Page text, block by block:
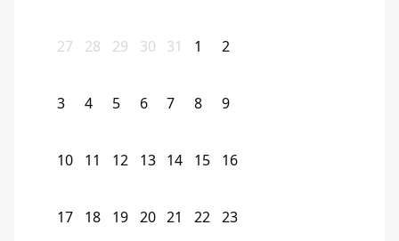
27 28 29 30 31 1 2
3 4 5 6 7 8 9
10 11 12 13 14 15 16
17 18 19 20 21 22 23